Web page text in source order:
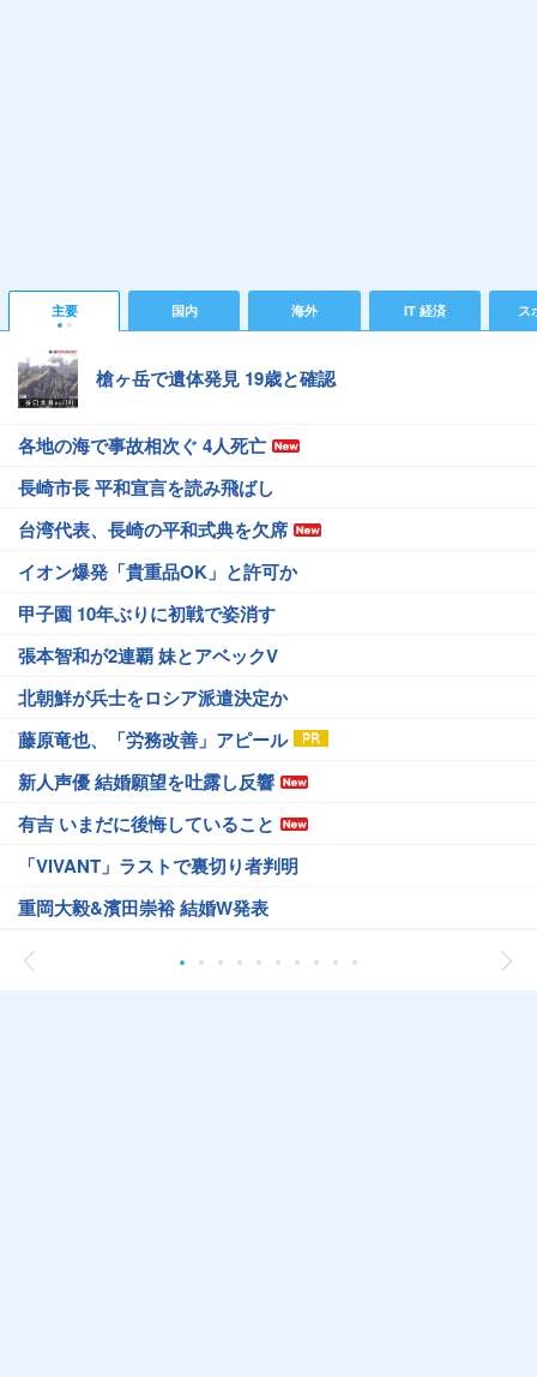
主要 国内 海外 IT 経済 ス
槍ヶ岳で遺体発見 19歳と確認
各地の海で事故相次ぐ 4人死亡
長崎市長 平和宣言を読み飛ばし
台湾代表、長崎の平和式典を欠席
イオン爆発「貴重品OK」と許可か
甲子園 10年ぶりに初戦で姿消す
張本智和が2連覇 妹とアベックV
北朝鮮が兵士をロシア派遣決定か
藤原竜也、「労務改善」アピール
新人声優 結婚願望を吐露し反響
有吉 いまだに後悔していること
「VIVANT」ラストで裏切り者判明
重岡大毅&濱田崇裕 結婚W発表